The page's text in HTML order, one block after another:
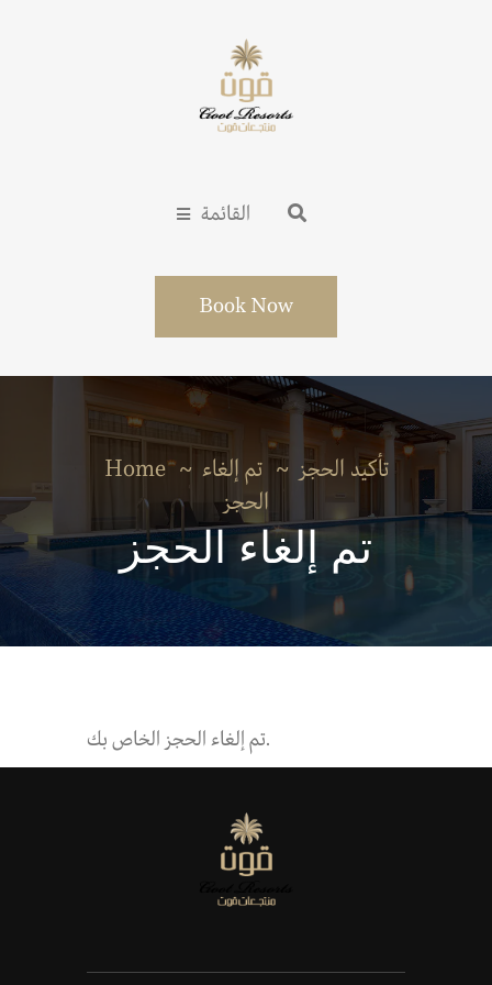
القائمة
Book Now
تم إلغاء الحجز
Home تأكيد الحجز
تم إلغاء
الحجز
تم إلغاء الحجز الخاص بك.